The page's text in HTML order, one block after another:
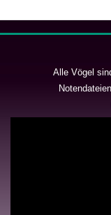
Alle Vögel